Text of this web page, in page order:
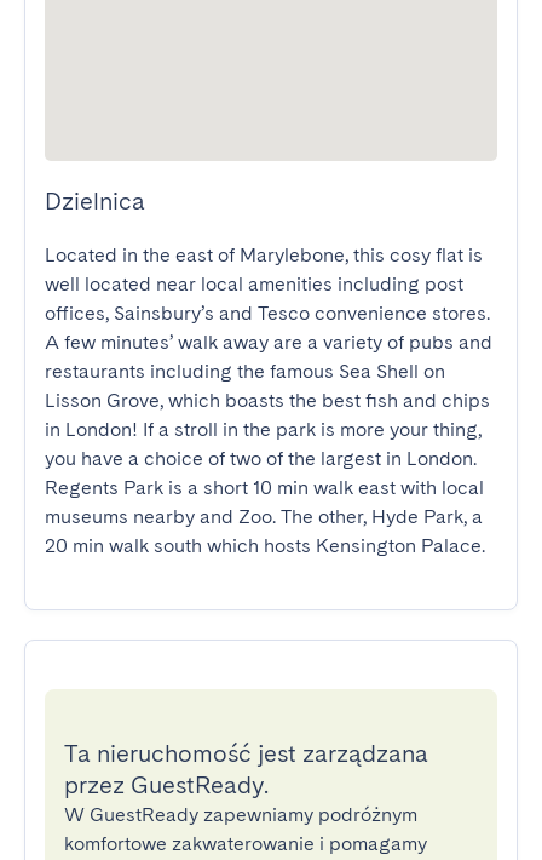
Dzielnica
Located in the east of Marylebone, this cosy flat is
well located near local amenities including post
offices, Sainsbury’s and Tesco convenience stores.
A few minutes’ walk away are a variety of pubs and
restaurants including the famous Sea Shell on
Lisson Grove, which boasts the best fish and chips
in London! If a stroll in the park is more your thing,
you have a choice of two of the largest in London.
Regents Park is a short 10 min walk east with local
museums nearby and Zoo. The other, Hyde Park, a
20 min walk south which hosts Kensington Palace.
Ta nieruchomość jest zarządzana
przez GuestReady.
W GuestReady zapewniamy podróżnym
komfortowe zakwaterowanie i pomagamy